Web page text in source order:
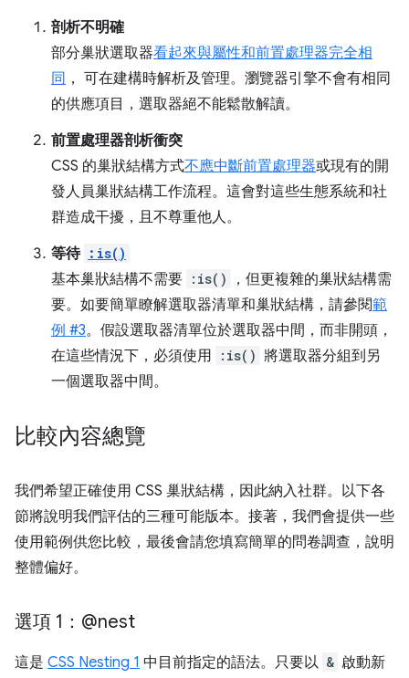
剖析不明確
部分巢狀選取器看起來與屬性和前置處理器完全相
同 ， 可在建構時解析及管理。瀏覽器引擎不會有相同
的供應項目，選取器絕不能鬆散解讀。
前置處理器剖析衝突
CSS 的巢狀結構方式不應中斷前置處理器或現有的開
發人員巢狀結構工作流程。這會對這些生態系統和社
群造成干擾，且不尊重他人。
等待 :is()
基本巢狀結構不需要 :is()
，但更複雜的巢狀結構需
要。如要簡單瞭解選取器清單和巢狀結構，請參閱範
例 #3。假設選取器清單位於選取器中間，而非開頭，
在這些情況下，必須使用
:is() 將選取器分組到另
一個選取器中間。
比較內容總覽
我們希望正確使用 CSS 巢狀結構，因此納入社群。以下各
節將說明我們評估的三種可能版本。接著，我們會提供一些
使用範例供您比較，最後會請您填寫簡單的問卷調查，說明
整體偏好。
選項 1：@nest
這是 CSS Nesting 1 中目前指定的語法。只要以 & 啟動新